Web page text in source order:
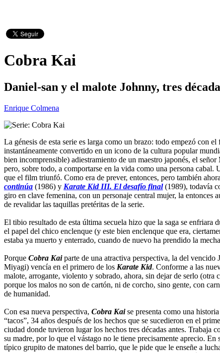
Cobra Kai
Daniel-san y el malote Johnny, tres
Enrique Colmena
La génesis de esta serie es larga como un brazo: todo empezó con el
instantáneamente convertido en un icono de la cultura popular
bien incomprensible) adiestramiento de un maestro japonés, el
pero, sobre todo, a comportarse en la vida como una persona
que el film triunfó. Como era de prever, entonces, pero también
continúa (1986) y Karate Kid III. El desafío final(1989), todavía
giro en clave femenina, con un personaje central mujer, la entonces
de revalidar las taquillas pretéritas de la serie.
El tibio resultado de esta última secuela hizo que la saga se
el papel del chico enclenque (y este bien enclenque que era,
estaba ya muerto y enterrado, cuando de nuevo ha prendido la
Porque Cobra Kaiparte de una atractiva perspectiva, la del vencido
Miyagi) vencía en el primero de los Karate Kid. Conforme a las
malote, arrogante, violento y sobrado, ahora, sin dejar de serlo (otra
porque los malos no son de cartón, ni de corcho, sino gente, con
de humanidad.
Con esa nueva perspectiva, Cobra Kaise presenta como una
“tacos”, 34 años después de los hechos que se sucedieron en el
ciudad donde tuvieron lugar los hechos tres décadas antes. Trabaja
su madre, por lo que el vástago no le tiene precisamente aprecio.
típico grupito de matones del barrio, que le pide que le enseñe a